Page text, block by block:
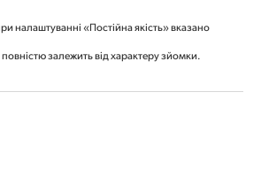
налаштуванні «Постійна якість» вказано
залежить від характеру зйомки.